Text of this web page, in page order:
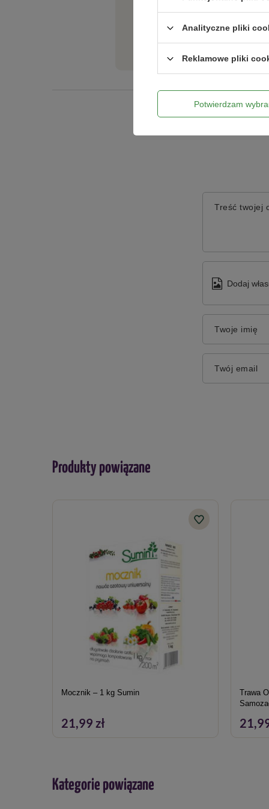
zgnilizna twardzikowa,
Numer wpisu w rejestrze przedsiębiorców
produktu. Nabycie środków ochrony roślin mogą
Potrzebujesz pomocy?
Jeżeli powyższy opis jest dla
tego produktu. Postaramy się
Treść twojej
Dodaj
Twoje imię
Twój email
Produkty powiązane
Mocznik – 1 kg Sumin
21,99 zł
Trawa
Kategorie powiązane
Analityczne pliki
Reklamowe pliki
Potwierdzam